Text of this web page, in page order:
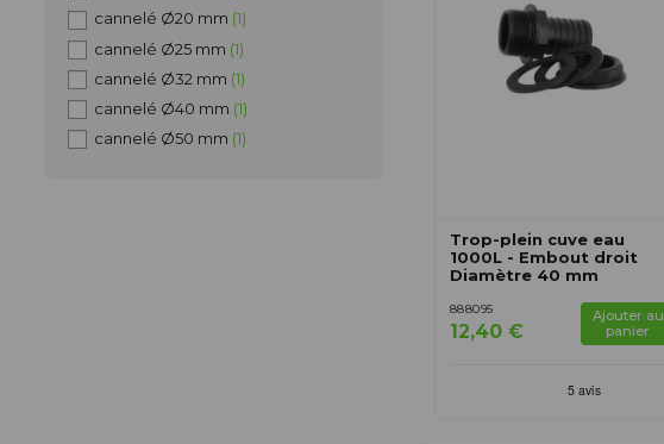
Trop-plein cuve eau
1000L - Embout droit
Diamètre 40 mm
888095
12,40 €
Ajouter au
panier
cannelé Ø20 mm (1)
cannelé Ø25 mm (1)
cannelé Ø32 mm (1)
cannelé Ø40 mm (1)
cannelé Ø50 mm (1)